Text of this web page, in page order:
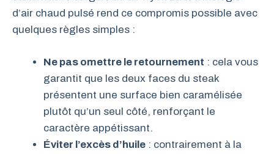
d’air chaud pulsé rend ce compromis possible avec
quelques règles simples :
Ne pas omettre le retournement : cela vous
garantit que les deux faces du steak
présentent une surface bien caramélisée
plutôt qu’un seul côté, renforçant le
caractère appétissant.
Éviter l’excès d’huile : contrairement à la